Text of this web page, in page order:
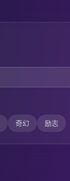
奇幻 励志